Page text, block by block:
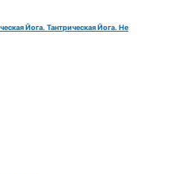
Йога. Тантрическая Йога. Не